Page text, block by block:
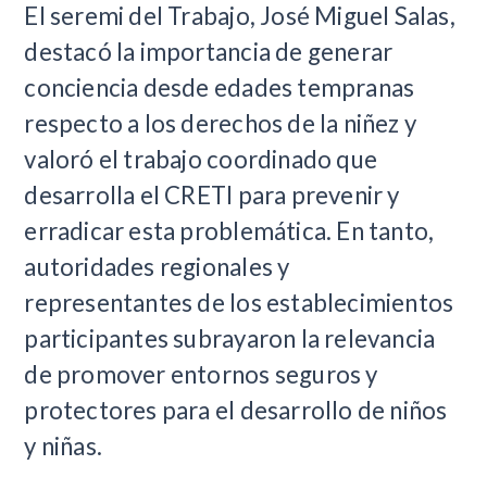
El seremi del Trabajo, José Miguel Salas,
destacó la importancia de generar
conciencia desde edades tempranas
respecto a los derechos de la niñez y
valoró el trabajo coordinado que
desarrolla el CRETI para prevenir y
erradicar esta problemática. En tanto,
autoridades regionales y
representantes de los establecimientos
participantes subrayaron la relevancia
de promover entornos seguros y
protectores para el desarrollo de niños
y niñas.